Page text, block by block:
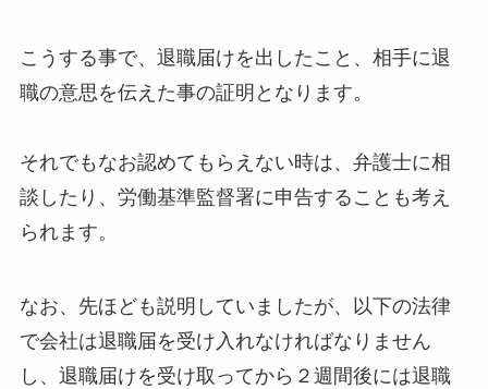
こうする事で、退職届けを出したこと、相手に退
職の意思を伝えた事の証明となります。
それでもなお認めてもらえない時は、弁護士に相
談したり、労働基準監督署に申告することも考え
られます。
なお、先ほども説明していましたが、以下の法律
で会社は退職届を受け入れなければなりません
し、退職届けを受け取ってから２週間後には退職